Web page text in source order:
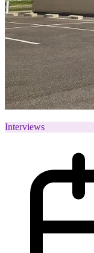
Interviews